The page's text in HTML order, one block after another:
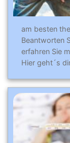
am besten
Beantworten
erfahren Sie
Hier geht´s